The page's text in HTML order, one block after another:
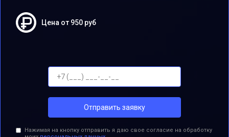
Цена от 950 руб
Отправить заявку
Нажимая на кнопку отправить я даю свое согласие на обработку